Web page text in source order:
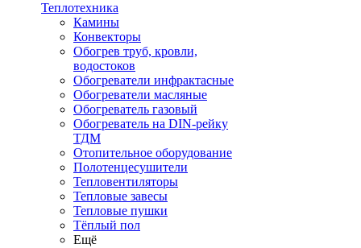
Теплотехника
Камины
Конвекторы
Обогрев труб, кровли,
водостоков
Обогреватели инфрактасные
Обогреватели масляные
Обогреватель газовый
Обогреватель на DIN-рейку
ТДМ
Отопительное оборудование
Полотенцесушители
Тепловентиляторы
Тепловые завесы
Тепловые пушки
Тёплый пол
Ещё